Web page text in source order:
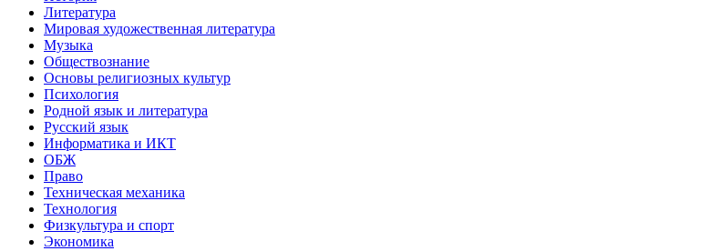
Литература
Мировая художественная литература
Музыка
Обществознание
Основы религиозных культур
Психология
Родной язык и литература
Русский язык
Информатика и ИКТ
ОБЖ
Право
Техническая механика
Технология
Физкультура и спорт
Экономика